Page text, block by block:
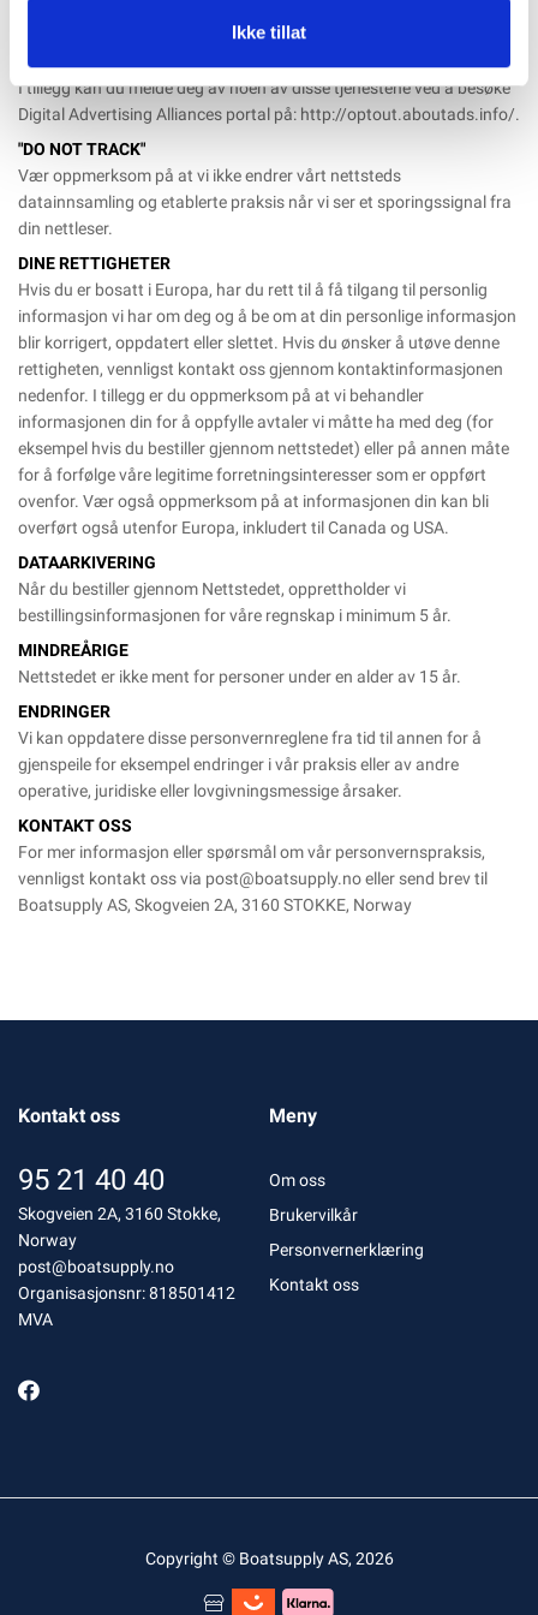
Ikke tillat
https://advertise.bingads.microsoft.com/en-
I tillegg kan du melde deg av noen av disse tjenestene ved å besøke
Digital Advertising Alliances portal på: http://optout.aboutads.info/.
"DO NOT TRACK"
Vær oppmerksom på at vi ikke endrer vårt nettsteds
datainnsamling og etablerte praksis når vi ser et sporingssignal fra
din nettleser.
DINE RETTIGHETER
Hvis du er bosatt i Europa, har du rett til å få tilgang til personlig
informasjon vi har om deg og å be om at din personlige informasjon
blir korrigert, oppdatert eller slettet. Hvis du ønsker å utøve denne
rettigheten, vennligst kontakt oss gjennom kontaktinformasjonen
nedenfor. I tillegg er du oppmerksom på at vi behandler
informasjonen din for å oppfylle avtaler vi måtte ha med deg (for
eksempel hvis du bestiller gjennom nettstedet) eller på annen måte
for å forfølge våre legitime forretningsinteresser som er oppført
ovenfor. Vær også oppmerksom på at informasjonen din kan bli
overført også utenfor Europa, inkludert til Canada og USA.
DATAARKIVERING
Når du bestiller gjennom Nettstedet, opprettholder vi
bestillingsinformasjonen for våre regnskap i minimum 5 år.
MINDREÅRIGE
Nettstedet er ikke ment for personer under en alder av 15 år.
ENDRINGER
Vi kan oppdatere disse personvernreglene fra tid til annen for å
gjenspeile for eksempel endringer i vår praksis eller av andre
operative, juridiske eller lovgivningsmessige årsaker.
KONTAKT OSS
For mer informasjon eller spørsmål om vår personvernspraksis,
vennligst kontakt oss via post@boatsupply.noeller send brev til
Boatsupply AS, Skogveien 2A, 3160 STOKKE, Norway
Kontakt oss
95 21 40 40
Skogveien 2A, 3160 Stokke,
Norway
post@boatsupply.no
Organisasjonsnr: 818501412
MVA
Meny
Om oss
Brukervilkår
Personvernerklæring
Kontakt oss
Copyright © Boatsupply AS, 2026